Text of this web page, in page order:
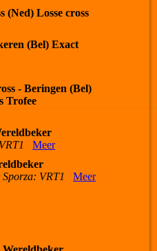
(Ned) Losse cross
(Bel) Exact
- Beringen (Bel)
Trofee
Meer
VRT1
Meer